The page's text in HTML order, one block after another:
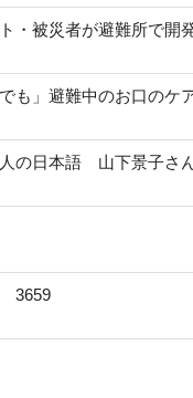
・被災者が避難所で開
でも」避難中のお口のケ
の日本語 山下景子さん
3659